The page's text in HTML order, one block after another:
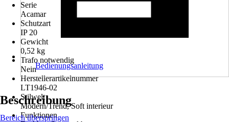
Serie
Acamar
Schutzart
IP 20
Gewicht
0,52 kg
Trafo notwendig
Nein
Herstellerartikelnummer
LT1946-02
Stilwelt
Modern/Trend, Soft interieur
Funktionen
Bedienungsanleitung
Beschreibung
Bereich überspringen